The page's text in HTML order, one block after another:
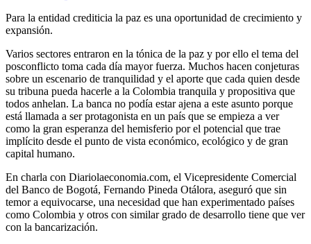
Para la entidad crediticia la paz es una oportunidad de crecimiento y
expansión.
Varios sectores entraron en la tónica de la paz y por ello el tema del
posconflicto toma cada día mayor fuerza. Muchos hacen conjeturas
sobre un escenario de tranquilidad y el aporte que cada quien desde
su tribuna pueda hacerle a la Colombia tranquila y propositiva que
todos anhelan. La banca no podía estar ajena a este asunto porque
está llamada a ser protagonista en un país que se empieza a ver
como la gran esperanza del hemisferio por el potencial que trae
implícito desde el punto de vista económico, ecológico y de gran
capital humano.
En charla con Diariolaeconomia.com, el Vicepresidente Comercial
del Banco de Bogotá, Fernando Pineda Otálora, aseguró que sin
temor a equivocarse, una necesidad que han experimentado países
como Colombia y otros con similar grado de desarrollo tiene que ver
con la bancarización.